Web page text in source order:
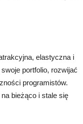
elastyczna i
portfolio, rozwijać
programistów.
bieżąco i stale się